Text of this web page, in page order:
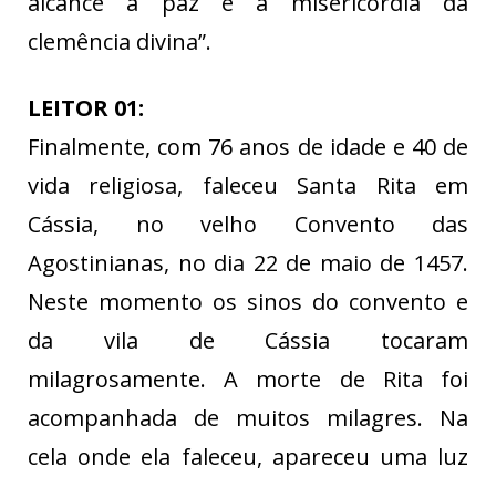
clemência divina”.
LEITOR 01:
Finalmente, com 76 anos de idade e 40 de
vida religiosa, faleceu Santa Rita em
Cássia, no velho Convento das
Agostinianas, no dia 22 de maio de 1457.
Neste momento os sinos do convento e
da vila de Cássia tocaram
milagrosamente. A morte de Rita foi
acompanhada de muitos milagres. Na
cela onde ela faleceu, apareceu uma luz